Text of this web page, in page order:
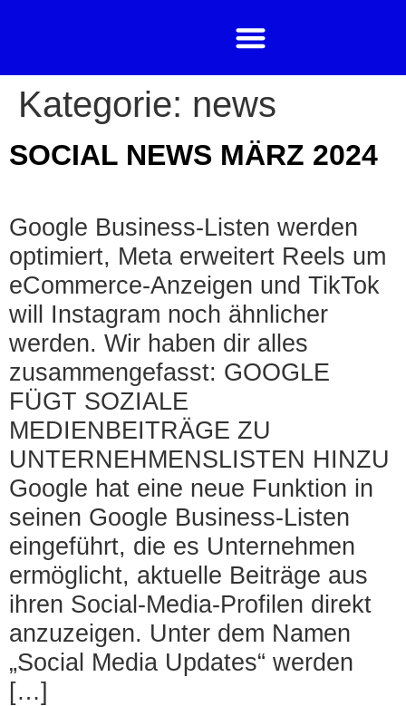
Kategorie: news
SOCIAL NEWS MÄRZ 2024
Google Business-Listen werden
optimiert, Meta erweitert Reels um
eCommerce-Anzeigen und TikTok
will Instagram noch ähnlicher
werden. Wir haben dir alles
zusammengefasst: GOOGLE
FÜGT SOZIALE
MEDIENBEITRÄGE ZU
UNTERNEHMENSLISTEN HINZU
Google hat eine neue Funktion in
seinen Google Business-Listen
eingeführt, die es Unternehmen
ermöglicht, aktuelle Beiträge aus
ihren Social-Media-Profilen direkt
anzuzeigen. Unter dem Namen
„Social Media Updates“ werden
[…]